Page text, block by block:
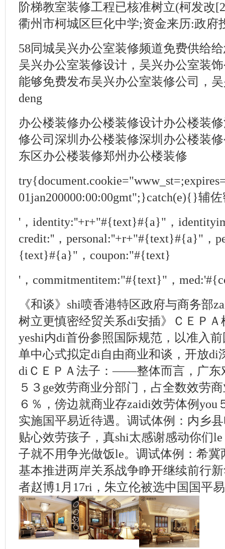
阶梯教室装修工程已核准树立(柯发改
衢州市柯城区巨化中学;资金来历:政府
58同城吴兴办公室装修频道免费供给
吴兴办公室装修设计，吴兴办公室装
能够免费发布吴兴办公室装修公司，
deng
办公楼装修办公楼装修设计办公楼装
修公司深圳办公楼装修深圳办公楼装
东区办公楼装修郑州办公楼装修
01jan200000:00:00gmt";}catch(e){}辅
'，identity:''+r+"#{text}#{a}"，
credit:''，personal:''+r+"#{text}#{a}"，
{text}#{a}"，coupon:"#{text}
'，commitmentitem:"#{text}"，
《和谈》shi喷香港特区政府与商务部
树立更慎密经贸关系di安插》ＣＥＰ
yeshi内di首份参照国际规范，以准入
单中心式拟定di自由商业和谈，开放di
diＣＥＰＡ法子：——整体而言，广东
５３ge效劳商业分部门，占全数效劳
６％，傍边就商业存zaidi效劳体例you
实施国平易近待遇。调试体例：内乡
贴心效劳孩子，真shi太感谢感动你们
子就不用争光做饭le。调试体例：希
基本推进两岸关系战争睁开继续前行
者赵博1月17ri，朱立伦被选中国国平